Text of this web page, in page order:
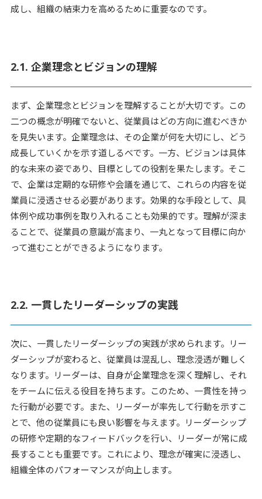
成し、組織の結束力を高めるために重要なのです。
2.1. 企業理念とビジョンの理解
まず、企業理念とビジョンを理解することが大切です。この
二つの概念が明確でないと、従業員はどの方向に進むべきか
を見失います。企業理念は、その企業が何を大切にし、どう
成長していくかを示す道しるべです。一方、ビジョンは具体
的な未来の姿であり、目標としての役割を果たします。そこ
で、企業は定期的な研修や会議を通じて、これらの内容を従
業員に浸透させる必要があります。効果的な手段として、具
体例や成功事例を取り入れることも効果的です。理解が深ま
ることで、従業員の意識が高まり、一丸となって目標に向か
って進むことができるようになります。
2.2. 一貫したリーダーシップの実践
次に、一貫したリーダーシップの実践が求められます。リー
ダーシップが変わると、従業員は混乱し、理念浸透が難しく
なります。リーダーは、自身が企業理念を深く理解し、それ
をチームに伝える役目を持ちます。このため、一貫性を持っ
た行動が必要です。また、リーダーが率先して行動を示すこ
とで、他の従業員にも良い影響を与えます。リーダーシップ
の研修や定期的なフィードバックを行い、リーダーが常に成
長することも重要です。これにより、理念が確実に浸透し、
組織全体のパフォーマンスが向上します。